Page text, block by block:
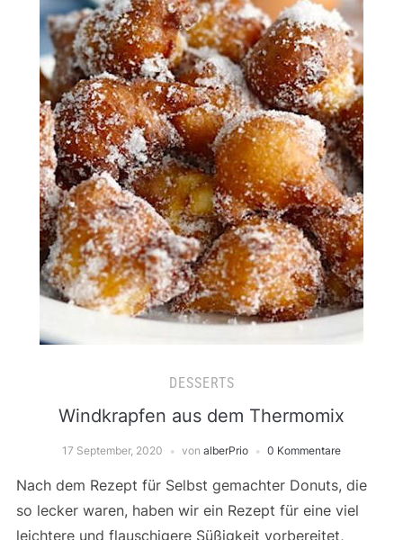
DESSERTS
Windkrapfen aus dem Thermomix
17 September, 2020 von alberPrio 0 Kommentare
Nach dem Rezept für Selbst gemachter Donuts, die
so lecker waren, haben wir ein Rezept für eine viel
leichtere und flauschigere Süßigkeit vorbereitet,